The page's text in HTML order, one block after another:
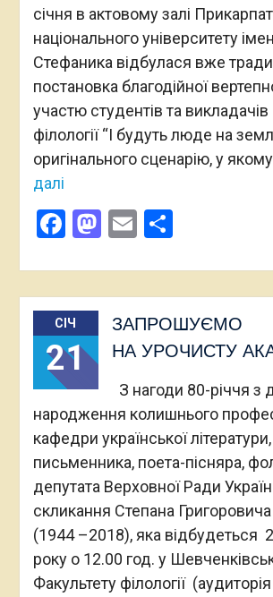
січня в актовому залі
національного університету
Стефаника відбулася вже
постановка благодійної
участю студентів та
філології “І будуть люде на
оригінального сценарію, у якому
далі
Facebook
Mastodon
Email
СІЧ
21
ЗАПРОШУЄМО
НА УРОЧИСТУ
З нагоди 80-річчя з
народження колишнього
кафедри української літератури,
письменника, поета-пісняра,
депутата Верховної Ради
скликання Степана
(1944 –2018), яка відбудеться
року о 12.00 год. у
Факультету філології (аудиторія